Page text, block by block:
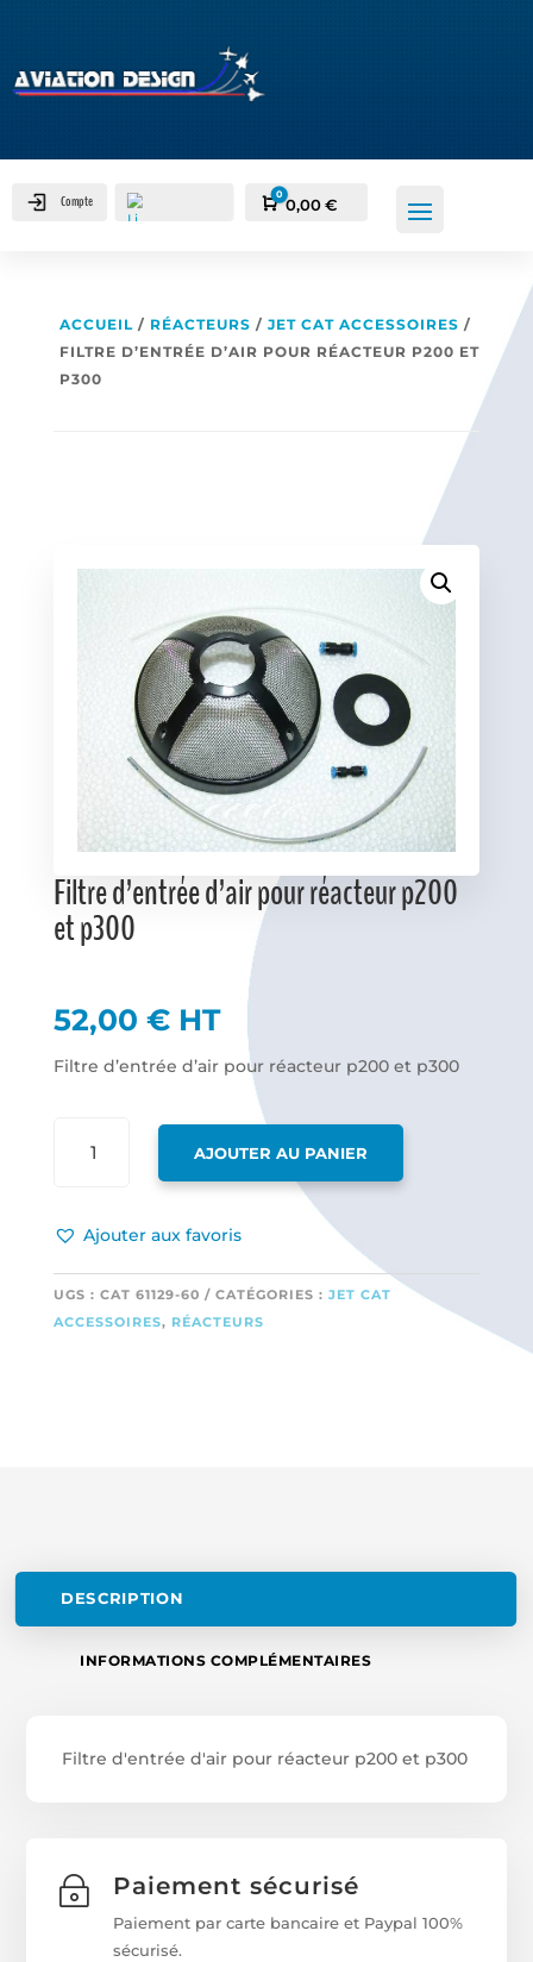
Compte Panier
0
0,00€
ACCUEIL / RÉACTEURS / JET CAT ACCESSOIRES /
FILTRE D’ENTRÉE D’AIR POUR RÉACTEUR P200 ET
P300
Filtre d’entrée d’air pour réacteur p200
et p300
52,00 € HT
Filtre d’entrée d’air pour réacteur p200 et p300
D'AIR
RÉACTEUR
P200
AJOUTER AU PANIER
Ajouter aux favoris
UGS : CAT 61129-60 CATÉGORIES : JET CAT
ACCESSOIRES, RÉACTEURS
DESCRIPTION
INFORMATIONS COMPLÉMENTAIRES
Filtre d'entrée d'air pour réacteur p200 et p300
~ Paiement sécurisé
Paiement par carte bancaire et Paypal 100%
sécurisé.